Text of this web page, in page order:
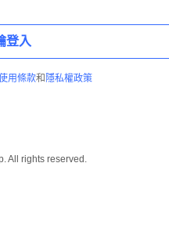
登入
用條款和 隱私權政策
All rights reserved.